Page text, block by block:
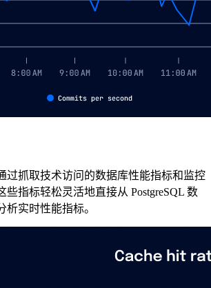
过抓取技术访问的数据库性能指标和监控
些指标轻松灵活地直接从 PostgreSQL 数
析实时性能指标。